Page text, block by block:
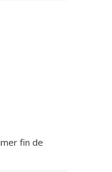
fin de